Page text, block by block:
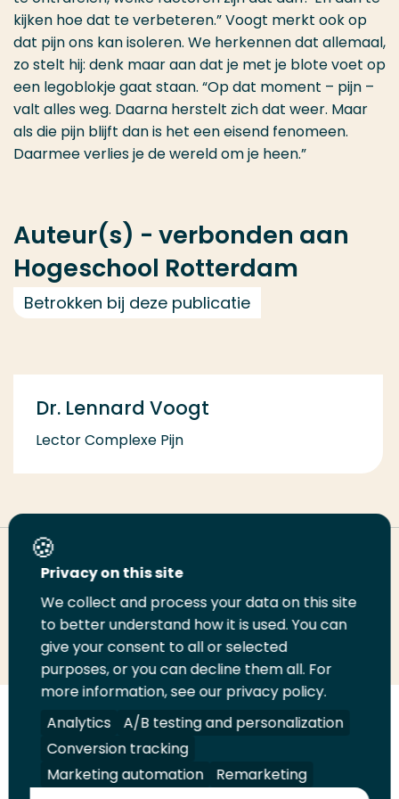
kijken hoe dat te verbeteren.” Voogt merkt ook op
dat pijn ons kan isoleren. We herkennen dat allemaal,
zo stelt hij: denk maar aan dat je met je blote voet op
een legoblokje gaat staan. “Op dat moment – pijn –
valt alles weg. Daarna herstelt zich dat weer. Maar
als die pijn blijft dan is het een eisend fenomeen.
Daarmee verlies je de wereld om je heen.”
Auteur(s) - verbonden aan
Hogeschool Rotterdam
Betrokken bij deze publicatie
Dr. Lennard Voogt
Lector Complexe Pijn
Deel deze pagina
Deel
LinkedIn
Deel
op
Twitter
Deel
op
Facebook
Email
deze
pagina
Print
deze
pagina
Volg
ons
op
LinkedIn
Volg
ons
op
Facebook
Volg
ons
op
YouTube
Volg
ons
op
Instagram
Juridisch Security A-Z Index
Contact
Privacy on this site
We collect and process your data on this site
to better understand how it is used. You can
give your consent to all or selected
purposes, or you can decline them all. For
more information, see our privacy policy.
Analytics
A/B testing and personalization
Conversion tracking
Marketing automation
Remarketing